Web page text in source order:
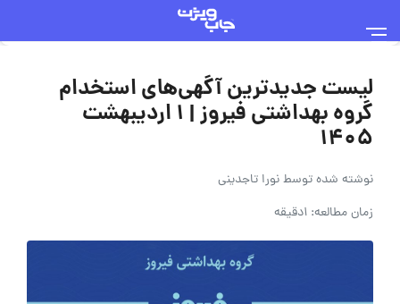
لیست جدیدترین آگهی‌های استخدام
گروه بهداشتی فیروز | 1 اردیبهشت
1405
نوشته شده توسطنورا تاجدینی
زمان مطالعه: 1دقیقه